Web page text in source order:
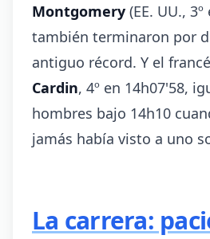
Montgomery (EE. UU.,
también terminaron por
antiguo récord. Y el
Cardin, 4º en 14h07'58,
hombres bajo 14h10
jamás había visto a uno
La carrera: